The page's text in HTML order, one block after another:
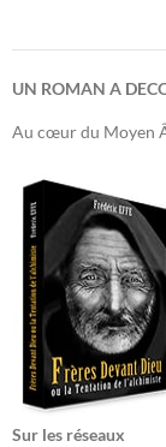
UN ROMAN A
Au cœur du Moyen
Sur les réseaux